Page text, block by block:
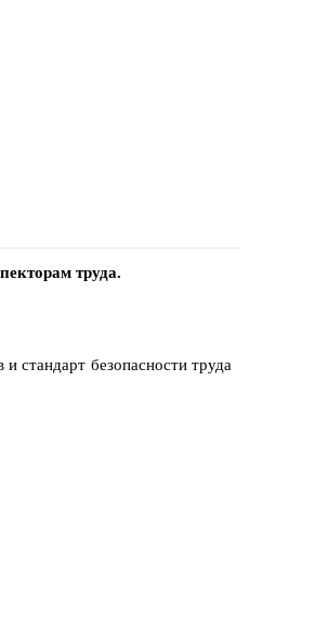
труда.
стандарт безопасности труда